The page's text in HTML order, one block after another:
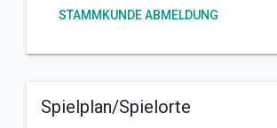
STAMMKUNDE ABMELDUNG
Spielplan/Spielorte